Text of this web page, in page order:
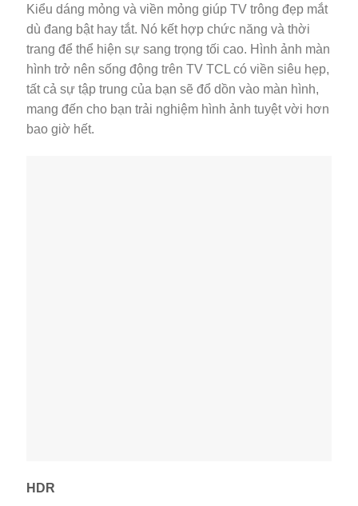
Kiểu dáng mỏng và viền mỏng giúp TV trông đẹp mắt
dù đang bật hay tắt. Nó kết hợp chức năng và thời
trang để thể hiện sự sang trọng tối cao. Hình ảnh màn
hình trở nên sống động trên TV TCL có viền siêu hẹp,
tất cả sự tập trung của bạn sẽ đổ dồn vào màn hình,
mang đến cho bạn trải nghiệm hình ảnh tuyệt vời hơn
bao giờ hết.
HDR